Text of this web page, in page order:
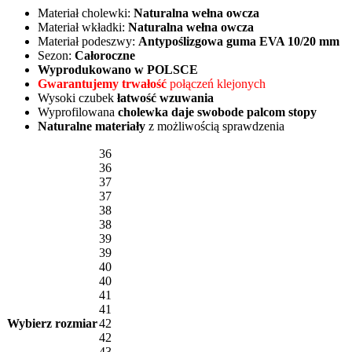
Materiał cholewki: Naturalna wełna owcza
Materiał wkładki: Naturalna wełna owcza
Materiał podeszwy: Antypoślizgowa guma EVA 10/20 mm
Sezon: Całoroczne
Wyprodukowano w POLSCE
Gwarantujemy trwałość połączeń klejonych
Wysoki czubek łatwość wzuwania
Wyprofilowana cholewka daje swobode palcom stopy
Naturalne materiały z możliwością sprawdzenia
Wybierz rozmiar
36
36
37
37
38
38
39
39
40
40
41
41
42
42